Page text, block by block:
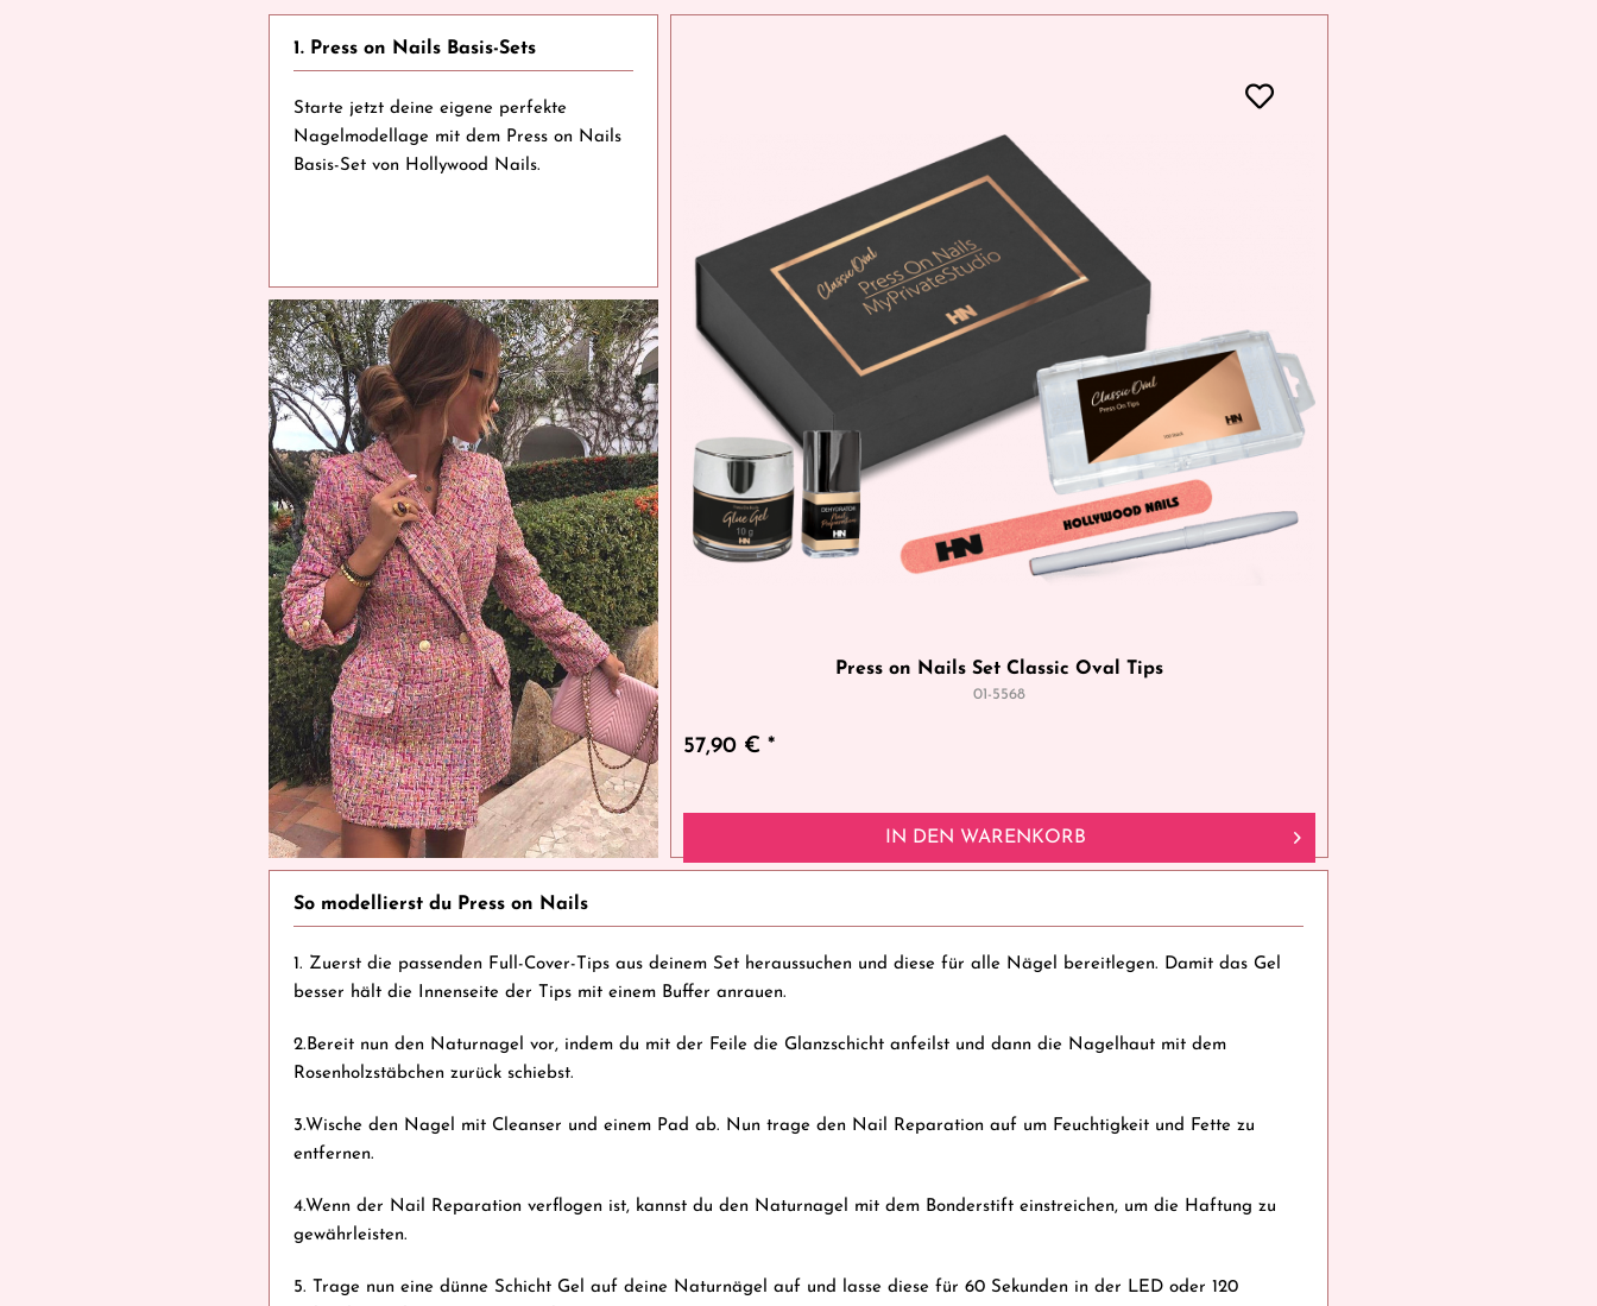
1. Press on Nails Basis-Sets
Starte jetzt deine eigene perfekte
Nagelmodellage mit dem Press on Nails
Basis-Set von Hollywood Nails.
Press on Nails Set Classic Oval Tips
01-5568
57,90 € *
IN DEN WARENKORB
So modellierst du Press on Nails
1. Zuerst die passenden Full-Cover-Tips aus deinem Set heraussuchen und diese für alle Nägel bereitlegen. Damit das Gel
besser hält die Innenseite der Tips mit einem Buffer anrauen.
2.Bereit nun den Naturnagel vor, indem du mit der Feile die Glanzschicht anfeilst und dann die Nagelhaut mit dem
Rosenholzstäbchen zurück schiebst.
3.Wische den Nagel mit Cleanser und einem Pad ab. Nun trage den Nail Reparation auf um Feuchtigkeit und Fette zu
entfernen.
4.Wenn der Nail Reparation verflogen ist, kannst du den Naturnagel mit dem Bonderstift einstreichen, um die Haftung zu
gewährleisten.
5. Trage nun eine dünne Schicht Gel auf deine Naturnägel auf und lasse diese für 60 Sekunden in der LED oder 120